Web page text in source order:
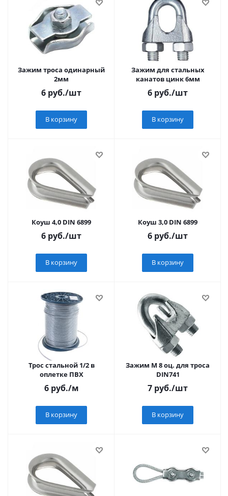
Зажим троса одинарный
2мм
6 руб./шт
В корзину
Зажим для стальных
канатов цинк 6мм
6 руб./шт
В корзину
Коуш 4,0 DIN 6899
6 руб./шт
В корзину
Коуш 3,0 DIN 6899
6 руб./шт
В корзину
Трос стальной 1/2 в
оплетке ПВХ
6руб./м
В корзину
Зажим М 8 оц. для троса
DIN741
7 руб./шт
В корзину